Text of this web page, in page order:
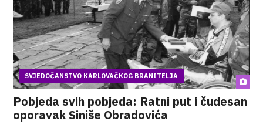
SVJEDOČANSTVO KARLOVAČKOG BRANITELJA
Pobjeda svih pobjeda: Ratni put i čudesan
oporavak Siniše Obradovića